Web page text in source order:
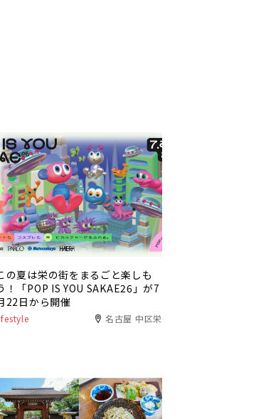
の夏は栄の街をまるごと楽しも
！「POP IS YOU SAKAE26」が7
22日から開催
名古屋 中区栄